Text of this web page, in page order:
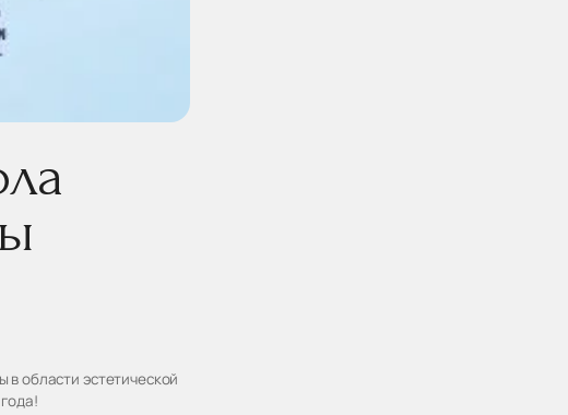
области эстетической